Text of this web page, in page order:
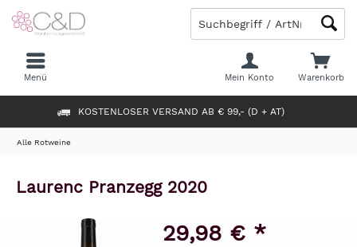
KOSTENLOSER VERSAND AB € 99,- (D + AT)
Warenkorb
Mein Konto
Menü
Alle Rotweine
Laurenc Pranzegg 2020
29,98 € *